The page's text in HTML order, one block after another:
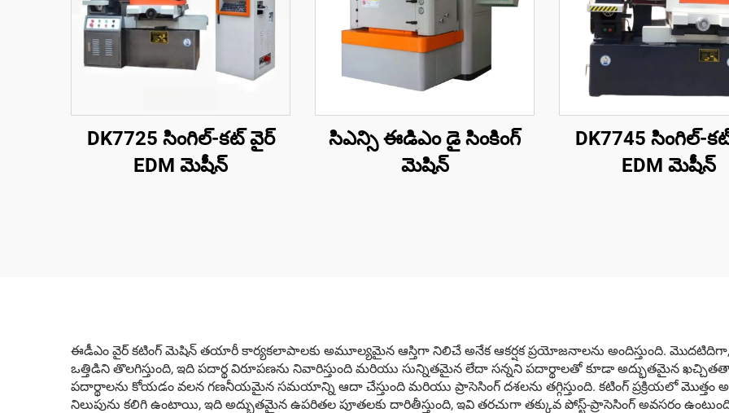
DK7725 సింగిల్-కట్ వైర్
EDM మెషీన్
సిఎన్సి ఈడిఎం డై సింకింగ్
మెషిన్
DK7745 సింగిల్-
EDM మెషీన్
ఈడీఎం వైర్ కటింగ్ మెషిన్ తయారీ కార్యకలాపాలకు అమూల్యమైన ఆస్తిగా నిలిచే అనేక ఆకర్షక ప్రయోజనాలను అందిస్తుంది. మొదటిదిగా,
ఒత్తిడిని తొలగిస్తుంది, ఇది పదార్థ విరూపణను నివారిస్తుంది మరియు సున్నితమైన లేదా సన్నని పదార్థాలతో కూడా అద్భుతమైన
పదార్థాలను కోయడం వలన గణనీయమైన సమయాన్ని ఆదా చేస్తుంది మరియు ప్రాసెసింగ్ దశలను తగ్గిస్తుంది. కటింగ్ ప్రక్రియలో మొత్తం
నిలుపును కలిగి ఉంటాయి, ఇది అద్భుతమైన ఉపరితల పూతలకు దారితీస్తుంది, ఇవి తరచుగా తక్కువ పోస్ట్-ప్రాసెసింగ్ అవసరం